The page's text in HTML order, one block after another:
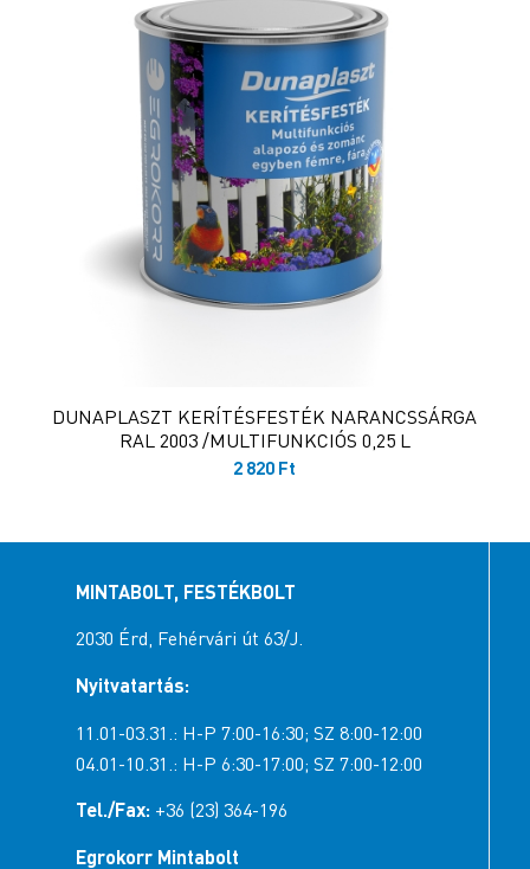
DUNAPLASZT KERÍTÉSFESTÉK NARANCSSÁRGA
RAL 2003 /MULTIFUNKCIÓS 0,25 L
2 820 Ft
MINTABOLT, FESTÉKBOLT
2030 Érd, Fehérvári út 63/J.
Nyitvatartás:
11.01-03.31.: H-P 7:00-16:30; SZ 8:00-12:00
04.01-10.31.: H-P 6:30-17:00; SZ 7:00-12:00
Tel./Fax: +36 (23) 364-196
Egrokorr Mintabolt